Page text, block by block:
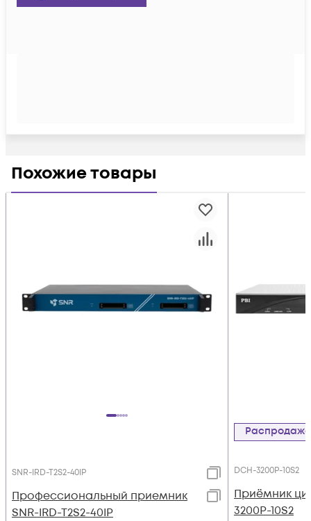
Похожие товары
SNR-IRD-T2S2-40IP
Профессиональный приемник
SNR-IRD-T2S2-40IP
Распродажа
DCH-3200P-10S2
Приёмник
3200P-10S2